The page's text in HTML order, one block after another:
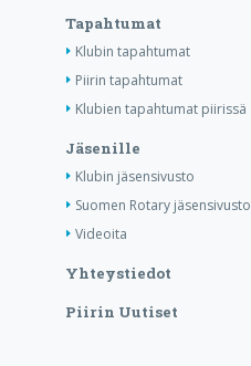
Tapahtumat
Klubin tapahtumat
Piirin tapahtumat
Klubien tapahtumat piirissä
Jäsenille
Klubin jäsensivusto
Suomen Rotary jäsensivusto
Videoita
Yhteystiedot
Piirin Uutiset